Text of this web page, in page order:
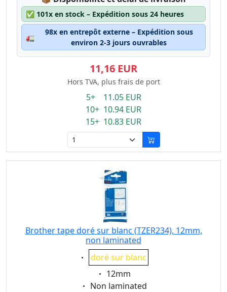
✅ 101x en stock – Expédition sous 24 heures
🚛
98x en entrepôt externe – Expédition sous
environ 2-3 jours ouvrables
11,16 EUR
Hors TVA, plus frais de port
5+ 11.05 EUR
10+ 10.94 EUR
15+ 10.83 EUR
Brother tape doré sur blanc (TZER234), 12mm,
non laminated
Eigenschaft:
doré sur blanc
Eigenschaft:
12mm
Eigenschaft:
Non laminated